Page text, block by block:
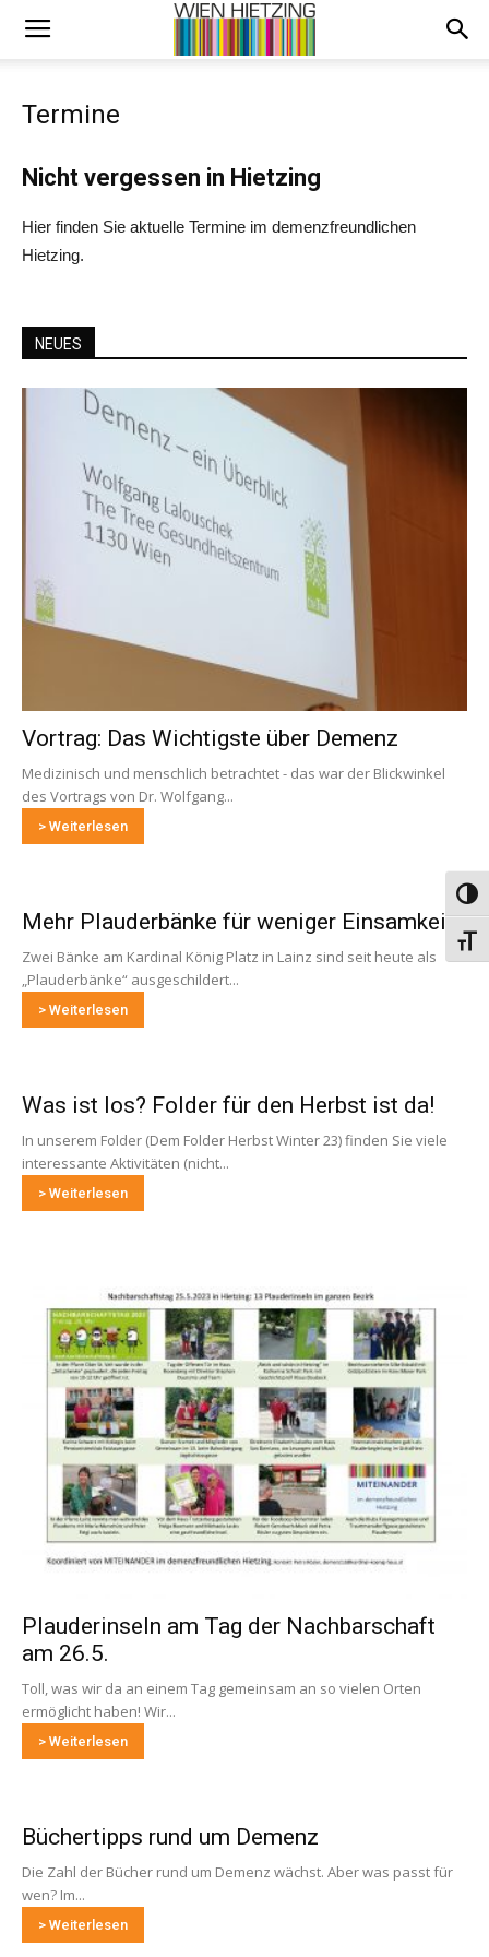
Termine
Nicht vergessen in Hietzing
Hier finden Sie aktuelle Termine im demenzfreundlichen
Hietzing.
NEUES
Vortrag: Das Wichtigste über Demenz
Medizinisch und menschlich betrachtet - das war der Blickwinkel
des Vortrags von Dr. Wolfgang...
> Weiterlesen
Mehr Plauderbänke für weniger Einsamkeit
Zwei Bänke am Kardinal König Platz in Lainz sind seit heute als
„Plauderbänke“ ausgeschildert...
> Weiterlesen
Was ist los? Folder für den Herbst ist da!
In unserem Folder (Dem Folder Herbst Winter 23) finden Sie viele
interessante Aktivitäten (nicht...
> Weiterlesen
Plauderinseln am Tag der Nachbarschaft
am 26.5.
Toll, was wir da an einem Tag gemeinsam an so vielen Orten
ermöglicht haben! Wir...
> Weiterlesen
Büchertipps rund um Demenz
Die Zahl der Bücher rund um Demenz wächst. Aber was passt für
wen? Im...
> Weiterlesen